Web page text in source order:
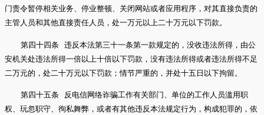
门责令暂停相关业务、停业整顿、关闭网站或者应用程序，对其直接负责的
主管人员和其他直接责任人员，处一万元以上二十万元以下罚款。
第四十四条 违反本法第三十一条第一款规定的，没收违法所得，由公
安机关处违法所得一倍以上十倍以下罚款，没有违法所得或者违法所得不足
二万元的，处二十万元以下罚款；情节严重的，并处十五日以下拘留。
第四十五条 反电信网络诈骗工作有关部门、单位的工作人员滥用职
权、玩忽职守、徇私舞弊，或者有其他违反本法规定行为，构成犯罪的，依